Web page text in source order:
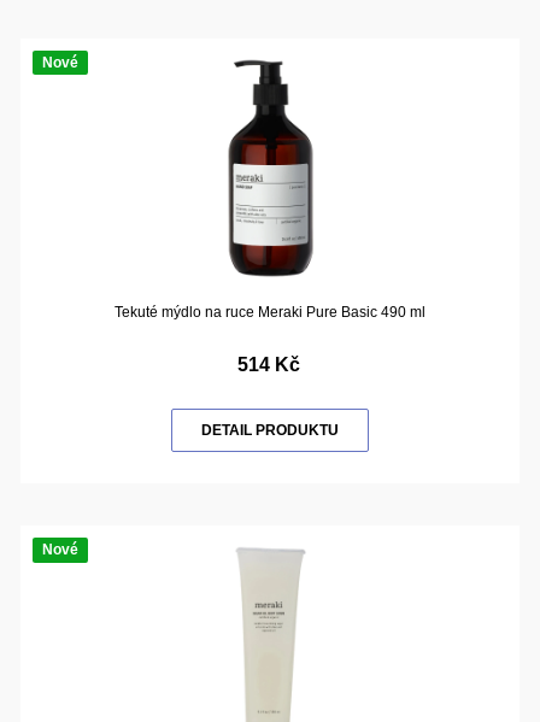
Nové
Tekuté mýdlo na ruce Meraki Pure Basic 490 ml
514 Kč
DETAIL PRODUKTU
Nové